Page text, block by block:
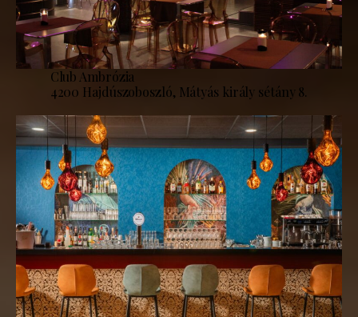
Club Ambrózia
4200 Hajdúszoboszló, Mátyás király sétány 8.